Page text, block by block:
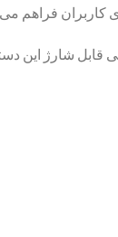
کاربران فراهم